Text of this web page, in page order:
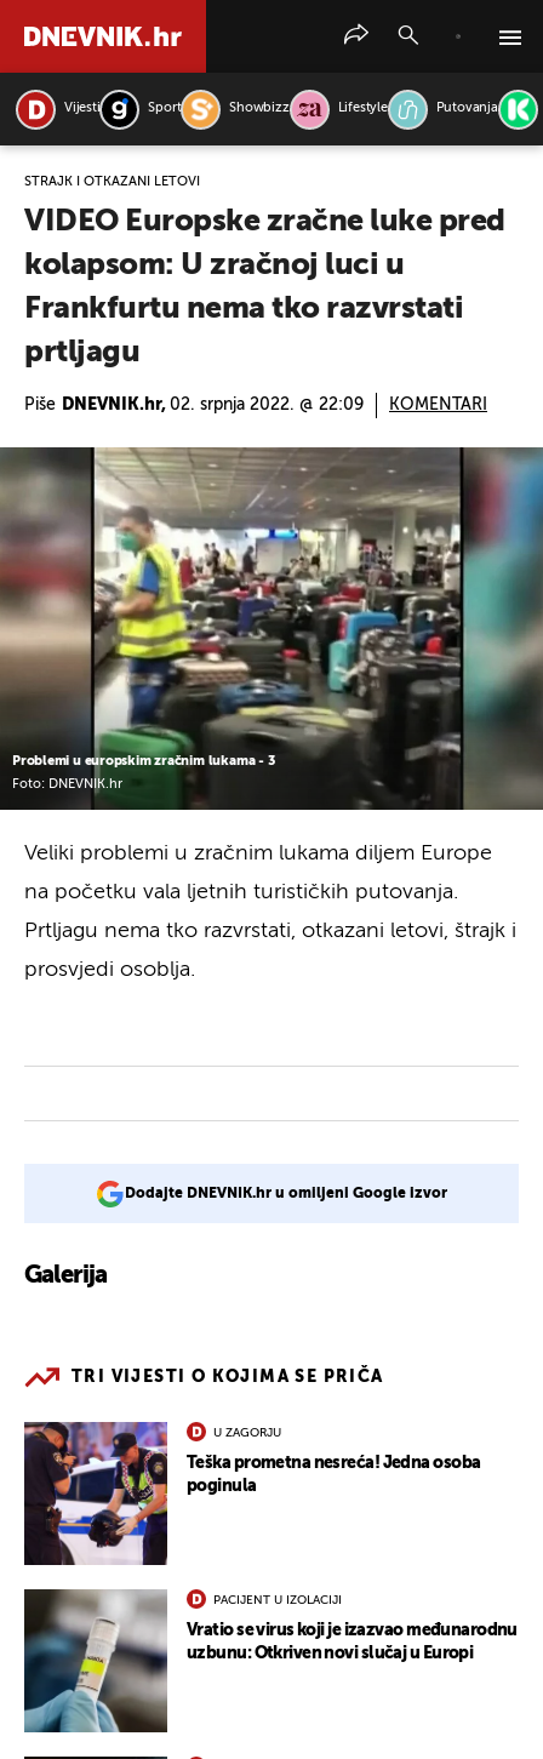
Vijesti Sport Showbizz Lifestyle Putovanja
ŠTRAJK I OTKAZANI LETOVI
VIDEO Europske zračne luke pred
kolapsom: U zračnoj luci u
Frankfurtu nema tko razvrstati
prtljagu
Piše DNEVNIK.hr, 02. srpnja 2022. @ 22:09 KOMENTARI
Problemi u europskim zračnim lukama - 3
Foto: DNEVNIK.hr
Veliki problemi u zračnim lukama diljem Europe
na početku vala ljetnih turističkih putovanja.
Prtljagu nema tko razvrstati, otkazani letovi, štrajk i
prosvjedi osoblja.
Dodajte DNEVNIK.hr u omiljeni Google izvor
Galerija
TRI VIJESTI O KOJIMA SE PRIČA
U ZAGORJU
Teška prometna nesreća! Jedna osoba
poginula
PACIJENT U IZOLACIJI
Vratio se virus koji je izazvao međunarodnu
uzbunu: Otkriven novi slučaj u Europi
PRETRAŽITE VIJESTI